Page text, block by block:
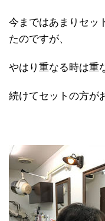
今まではあまりセッ
たのですが、
やはり重なる時は重
続けてセットの方が